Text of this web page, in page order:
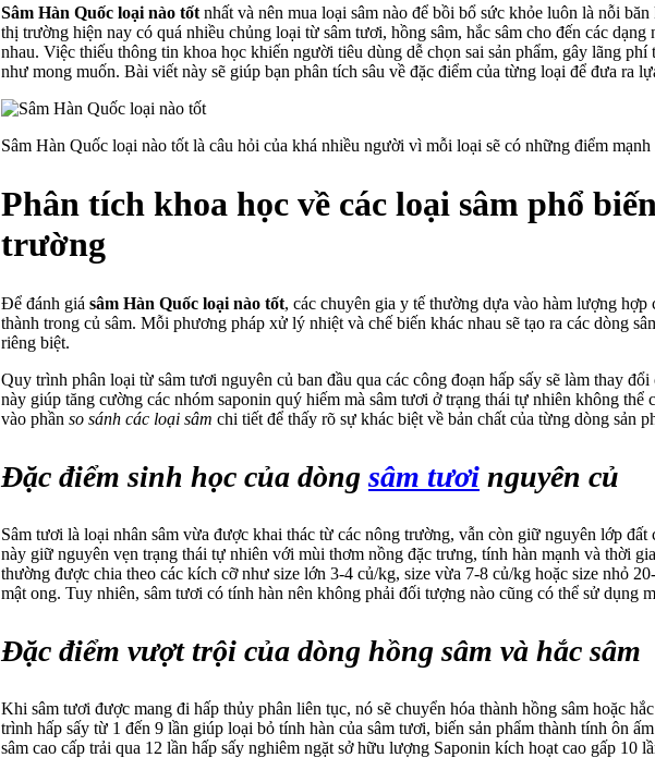
Sâm Hàn Quốc loại nào tốt nhất và nên mua loại sâm nào để bồi bổ sức khỏe luôn là nỗi
thị trường hiện nay có quá nhiều chủng loại từ sâm tươi, hồng sâm, hắc sâm cho đến các dạng
nhau. Việc thiếu thông tin khoa học khiến người tiêu dùng dễ chọn sai sản phẩm, gây lãng phí
như mong muốn. Bài viết này sẽ giúp bạn phân tích sâu về đặc điểm của từng loại để đưa ra
Sâm Hàn Quốc loại nào tốt là câu hỏi của khá nhiều người vì mỗi loại sẽ có những điểm mạnh
Phân tích khoa học về các loại sâm phổ
trường
Để đánh giá sâm Hàn Quốc loại nào tốt, các chuyên gia y tế thường dựa vào hàm lượng hợp
thành trong củ sâm. Mỗi phương pháp xử lý nhiệt và chế biến khác nhau sẽ tạo ra các dòng
riêng biệt.
Quy trình phân loại từ sâm tươi nguyên củ ban đầu qua các công đoạn hấp sấy sẽ làm thay
này giúp tăng cường các nhóm saponin quý hiếm mà sâm tươi ở trạng thái tự nhiên không
vào phần so sánh các loại sâm chi tiết để thấy rõ sự khác biệt về bản chất của từng dòng sản
Đặc điểm sinh học của dòng sâm tươi nguyên củ
Sâm tươi là loại nhân sâm vừa được khai thác từ các nông trường, vẫn còn giữ nguyên lớp đất
này giữ nguyên vẹn trạng thái tự nhiên với mùi thơm nồng đặc trưng, tính hàn mạnh và thời
thường được chia theo các kích cỡ như size lớn 3-4 củ/kg, size vừa 7-8 củ/kg hoặc size nhỏ
mật ong. Tuy nhiên, sâm tươi có tính hàn nên không phải đối tượng nào cũng có thể sử dụng
Đặc điểm vượt trội của dòng hồng sâm và hắc sâm
Khi sâm tươi được mang đi hấp thủy phân liên tục, nó sẽ chuyển hóa thành hồng sâm hoặc
trình hấp sấy từ 1 đến 9 lần giúp loại bỏ tính hàn của sâm tươi, biến sản phẩm thành tính ôn
sâm cao cấp trải qua 12 lần hấp sấy nghiêm ngặt sở hữu lượng Saponin kích hoạt cao gấp 10